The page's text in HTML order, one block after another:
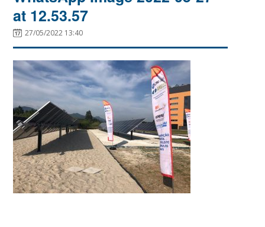
at 12.53.57
27/05/2022 13:40